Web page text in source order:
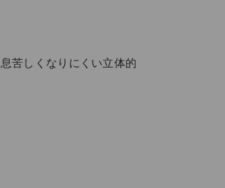
苦しくなりにくい立体的